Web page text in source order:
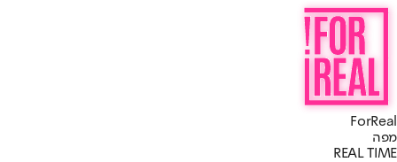
ForReal
מפה
REAL TIME